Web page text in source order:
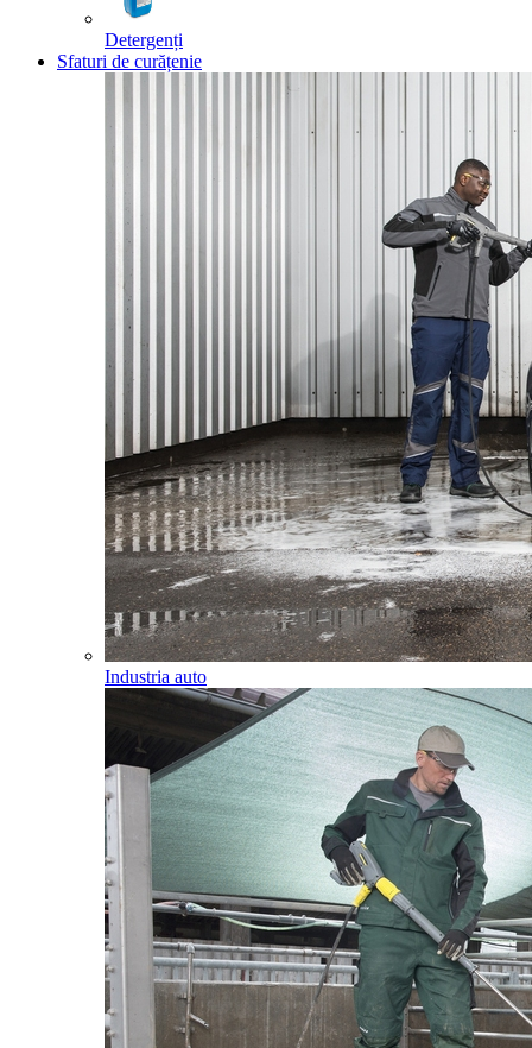
Detergenți
Sfaturi de curățenie
Industria auto